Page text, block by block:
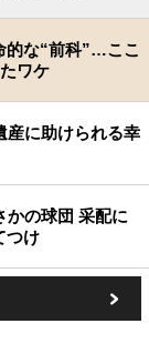
的な“前科”…ここ
ワケ
産に助けられる幸
かの球団 采配に
つけ